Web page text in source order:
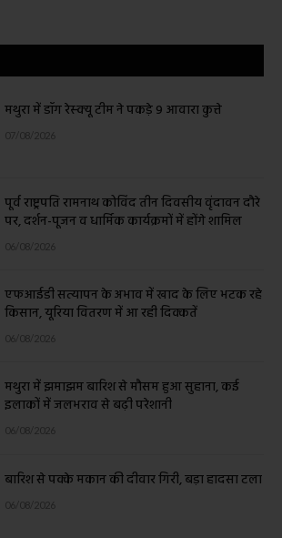
मथुरा में डॉग रेस्क्यू टीम ने पकड़े 9 आवारा कुत्ते
07/08/2026
पूर्व राष्ट्रपति रामनाथ कोविंद तीन दिवसीय वृंदावन दौरे
पर, दर्शन-पूजन व धार्मिक कार्यक्रमों में होंगे शामिल
06/08/2026
एफआईडी सत्यापन के अभाव में खाद के लिए भटक रहे
किसान, यूरिया वितरण में आ रही दिक्कतें
06/08/2026
मथुरा में झमाझम बारिश से मौसम हुआ सुहाना, कई
इलाकों में जलभराव से बढ़ी परेशानी
06/08/2026
बारिश से पक्के मकान की दीवार गिरी, बड़ा हादसा टला
06/08/2026